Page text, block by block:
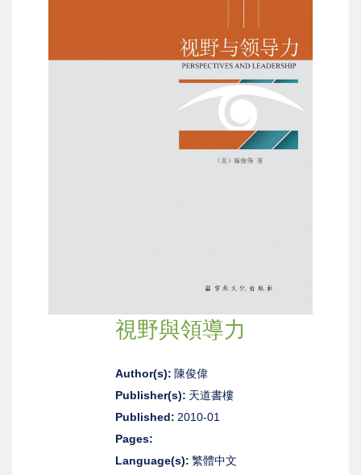
視野與領導力
Author(s): 陳俊偉
Publisher(s): 天道書樓
Published: 2010-01
Pages:
Language(s): 繁體中文